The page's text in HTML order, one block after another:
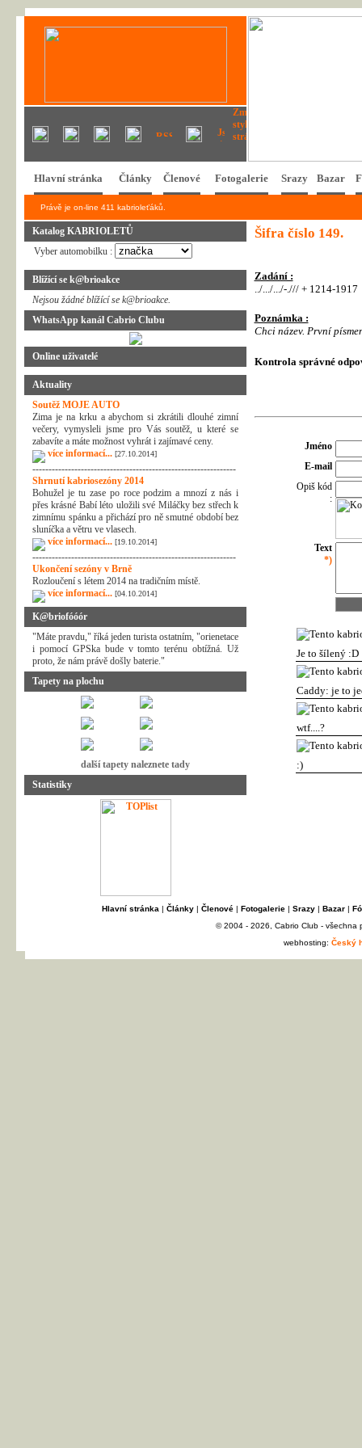
Hlavní stránka Články Členové Fotogalerie Srazy Bazar
Právě je on-line 411 kabrioleťáků.
Katalog KABRIOLETŮ
Vyber automobilku :
Blížící se k@brioakce
Nejsou žádné blížící se k@brioakce.
WhatsApp kanál Cabrio Clubu
Online uživatelé
Aktuality
Soutěž MOJE AUTO
Zima je na krku a abychom si zkrátili dlouhé zimní
večery, vymysleli jsme pro Vás soutěž, u které se
zabavíte a máte možnost vyhrát i zajímavé ceny.
více informací... [27.10.2014]
---------------------------------------------------------------
Shrnutí kabriosezóny 2014
Bohužel je tu zase po roce podzim a mnozí z nás i
přes krásné Babí léto uložili své Miláčky bez střech k
zimnímu spánku a přichází pro ně smutné období bez
sluníčka a větru ve vlasech.
více informací... [19.10.2014]
---------------------------------------------------------------
Ukončení sezóny v Brně
Rozloučení s létem 2014 na tradičním místě.
více informací... [04.10.2014]
K@briofóóór
"Máte pravdu," říká jeden turista ostatním, "orienetace
i pomocí GPSka bude v tomto terénu obtížná. Už
proto, že nám právě došly baterie."
Tapety na plochu
další tapety naleznete tady
Statistiky
Šifra číslo 149.
Zadání :
../.../.../-./// + 1214-1917
Poznámka :
Chci název. První
Kontrola správné
Jméno
E-mail
Opiš kód
:
Text
*)
Je to šílený :D
Caddy: je to
wtf....?
:)
Hlavní stránka | Články| Členové| Fotogalerie| Srazy| Bazar|
© 2004 - 2026, Cabrio Club - všechna
webhosting: Český